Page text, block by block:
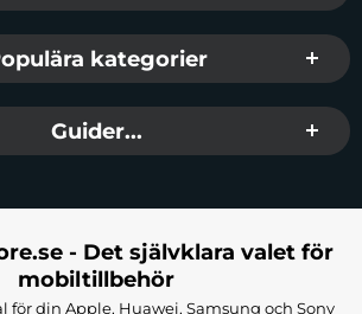
kategorier
Guider...
- Det självklara valet för
mobiltillbehör
för din Apple, Huawei, Samsung och Sony